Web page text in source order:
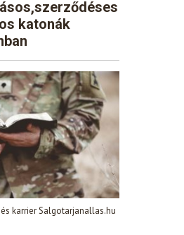
katonák
karrier Salgotarjanallas.hu